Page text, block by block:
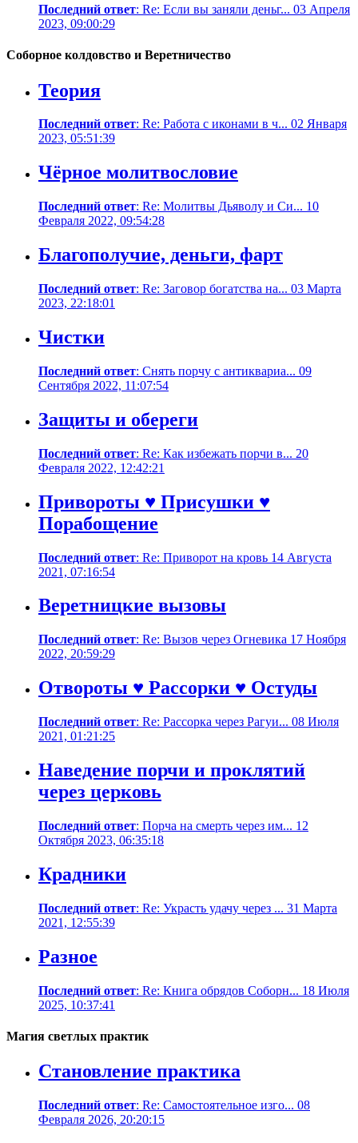
Последний ответ: Re: Если вы заняли деньг... 03 Апреля
2023, 09:00:29
Соборное колдовство и Веретничество
Теория
Последний ответ: Re: Работа с иконами в ч... 02 Января
2023, 05:51:39
Чёрное молитвословие
Последний ответ: Re: Молитвы Дьяволу и Си... 10
Февраля 2022, 09:54:28
Благополучие, деньги, фарт
Последний ответ: Re: Заговор богатства на... 03 Марта
2023, 22:18:01
Чистки
Последний ответ: Снять порчу с антиквариа... 09
Сентября 2022, 11:07:54
Защиты и обереги
Последний ответ: Re: Как избежать порчи в... 20
Февраля 2022, 12:42:21
Привороты ♥ Присушки ♥
Порабощение
Последний ответ: Re: Приворот на кровь 14 Августа
2021, 07:16:54
Веретницкие вызовы
Последний ответ: Re: Вызов через Огневика 17 Ноября
2022, 20:59:29
Отвороты ♥ Рассорки ♥ Остуды
Последний ответ: Re: Рассорка через Рагуи... 08 Июля
2021, 01:21:25
Наведение порчи и проклятий
через церковь
Последний ответ: Порча на смерть через им... 12
Октября 2023, 06:35:18
Крадники
Последний ответ: Re: Украсть удачу через ... 31 Марта
2021, 12:55:39
Разное
Последний ответ: Re: Книга обрядов Соборн... 18 Июля
2025, 10:37:41
Магия светлых практик
Становление практика
Последний ответ: Re: Самостоятельное изго... 08
Февраля 2026, 20:20:15